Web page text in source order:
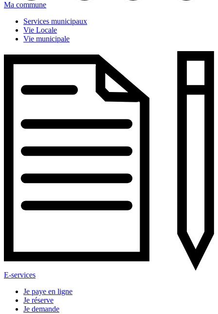
Ma commune
Services municipaux
Vie Locale
Vie municipale
E-services
Je paye en ligne
Je réserve
Je demande